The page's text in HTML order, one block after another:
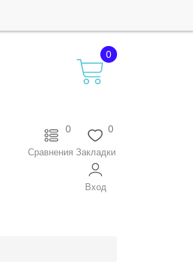
0
0
Закладки
0
Сравнения
Вход